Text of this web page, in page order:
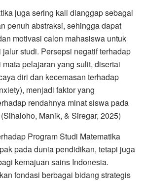
juga sering kali dianggap sebagai
penuh abstraksi, sehingga dapat
motivasi calon mahasiswa untuk
studi. Persepsi negatif terhadap
pelajaran yang sulit, disertai
diri dan kecemasan terhadap
menjadi faktor yang
rendahnya minat siswa pada
Manik, & Siregar, 2025)
Program Studi Matematika
pada dunia pendidikan, tetapi juga
kemajuan sains Indonesia.
fondasi berbagai bidang strategis